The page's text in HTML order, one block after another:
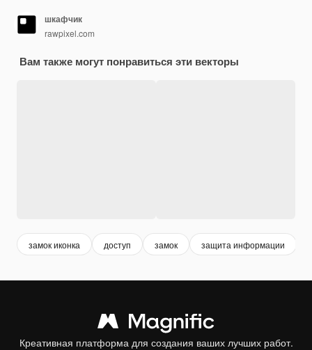
шкафчик
rawpixel.com
Вам также могут понравиться эти векторы
замок иконка доступ замок защита информации
Креативная платформа для создания ваших лучших работ.